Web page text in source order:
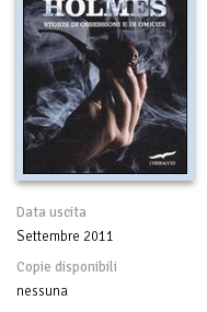
Data uscita
Settembre 2011
Copie disponibili
nessuna